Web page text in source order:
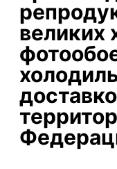
великих